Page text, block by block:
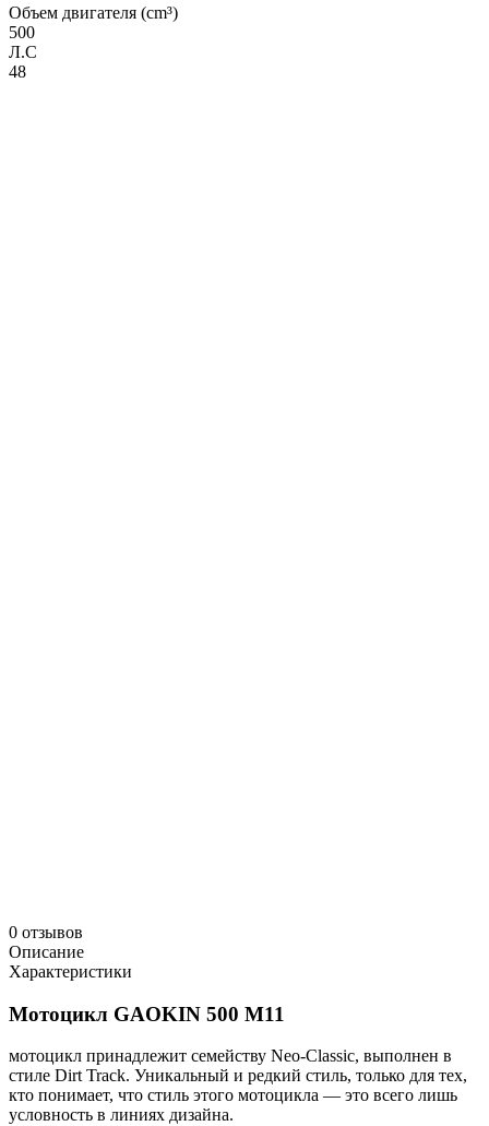
Объем двигателя (cm³)
500
Л.С
48
0 отзывов
Описание
Характеристики
Мотоцикл GAOKIN 500 M11
мотоцикл принадлежит семейству Neo-Classic, выполнен в
стиле Dirt Track. Уникальный и редкий стиль, только для тех,
кто понимает, что стиль этого мотоцикла — это всего лишь
условность в линиях дизайна.